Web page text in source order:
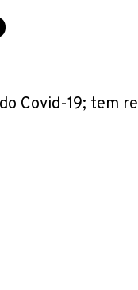
Covid-19; tem